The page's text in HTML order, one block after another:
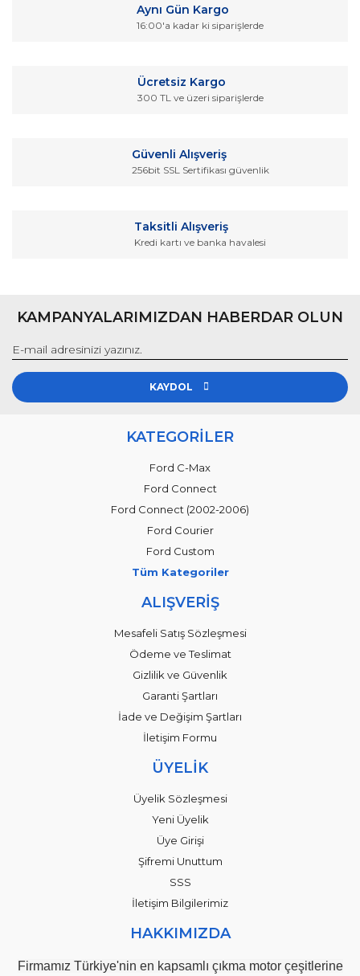
Yorum Yaz
Ürün resmi kalitesiz, bozuk veya görüntülenemiyor.
Ürün fiyatı diğer sitelerden daha pahalı.
Aynı Gün Kargo
16:00'a kadar ki siparişlerde
Ücretsiz Kargo
300 TL ve üzeri siparişlerde
Güvenli Alışveriş
256bit SSL Sertifikası güvenlik
Taksitli Alışveriş
Kredi kartı ve banka havalesi
KAMPANYALARIMIZDAN HABERDAR OLUN
KAYDOL
KATEGORİLER
Ford C-Max
Ford Connect
Ford Connect (2002-2006)
Ford Courier
Ford Custom
Tüm Kategoriler
ALIŞVERİŞ
Mesafeli Satış Sözleşmesi
Ödeme ve Teslimat
Gizlilik ve Güvenlik
Garanti Şartları
İade ve Değişim Şartları
İletişim Formu
ÜYELİK
Üyelik Sözleşmesi
Yeni Üyelik
Üye Girişi
Şifremi Unuttum
SSS
İletişim Bilgilerimiz
HAKKIMIZDA
Firmamız Türkiye'nin en kapsamlı çıkma motor çeşitlerine